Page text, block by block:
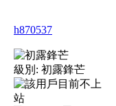
h870537
級別: 初露鋒芒